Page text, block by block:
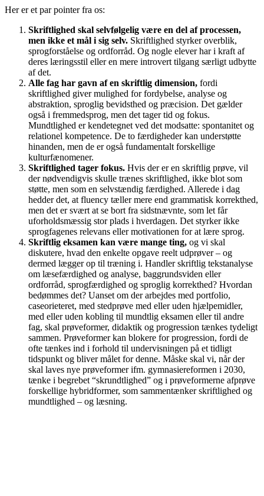
Her er et par pointer fra os:
Skriftlighed skal selvfølgelig være en del af processen,
men ikke et mål i sig selv. Skriftlighed styrker overblik,
sprogforståelse og ordforråd. Og nogle elever har i kraft af
deres læringsstil eller en mere introvert tilgang særligt udbytte
af det.
Alle fag har gavn af en skriftlig dimension, fordi
skriftlighed giver mulighed for fordybelse, analyse og
abstraktion, sproglig bevidsthed og præcision. Det gælder
også i fremmedsprog, men det tager tid og fokus.
Mundtlighed er kendetegnet ved det modsatte: spontanitet og
relationel kompetence. De to færdigheder kan understøtte
hinanden, men de er også fundamentalt forskellige
kulturfænomener.
Skriftlighed tager fokus. Hvis der er en skriftlig prøve, vil
der nødvendigvis skulle trænes skriftlighed, ikke blot som
støtte, men som en selvstændig færdighed. Allerede i dag
hedder det, at fluency tæller mere end grammatisk korrekthed,
men det er svært at se bort fra sidstnævnte, som let får
uforholdsmæssig stor plads i hverdagen. Det styrker ikke
sprogfagenes relevans eller motivationen for at lære sprog.
Skriftlig eksamen kan være mange ting, og vi skal
diskutere, hvad den enkelte opgave reelt udprøver – og
dermed lægger op til træning i. Handler skriftlig tekstanalyse
om læsefærdighed og analyse, baggrundsviden eller
ordforråd, sprogfærdighed og sproglig korrekthed? Hvordan
bedømmes det? Uanset om der arbejdes med portfolio,
caseorieteret, med stedprøve med eller uden hjælpemidler,
med eller uden kobling til mundtlig eksamen eller til andre
fag, skal prøveformer, didaktik og progression tænkes tydeligt
sammen. Prøveformer kan blokere for progression, fordi de
ofte tænkes ind i forhold til undervisningen på et tidligt
tidspunkt og bliver målet for denne. Måske skal vi, når der
skal laves nye prøveformer ifm. gymnasiereformen i 2030,
tænke i begrebet “skrundtlighed” og i prøveformerne afprøve
forskellige hybridformer, som sammentænker skriftlighed og
mundtlighed – og læsning.